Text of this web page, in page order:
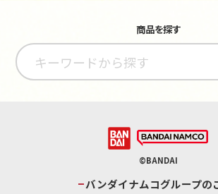
商品を探す
©BANDAI
バンダイナムコグループの